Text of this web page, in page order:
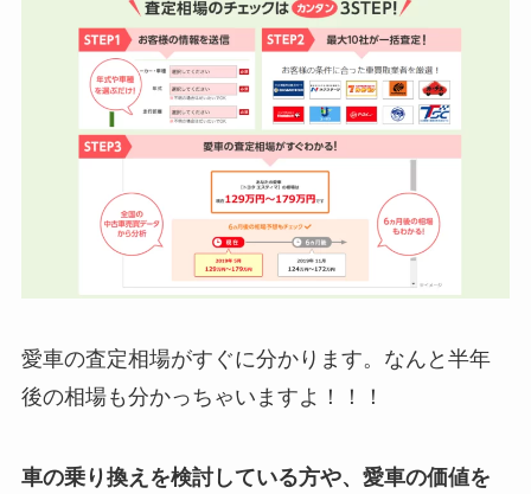
愛車の査定相場がすぐに分かります。なんと半年
後の相場も分かっちゃいますよ！！！
車の乗り換えを検討している方や、愛車の価値を